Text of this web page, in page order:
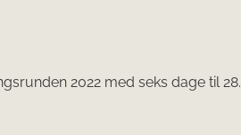
2022 med seks dage til